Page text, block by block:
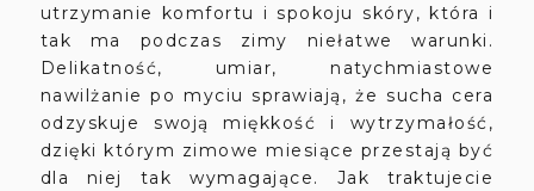
utrzymanie komfortu i spokoju skóry, która i
tak ma podczas zimy niełatwe warunki.
Delikatność, umiar, natychmiastowe
nawilżanie po myciu sprawiają, że sucha cera
odzyskuje swoją miękkość i wytrzymałość,
dzięki którym zimowe miesiące przestają być
dla niej tak wymagające. Jak traktujecie